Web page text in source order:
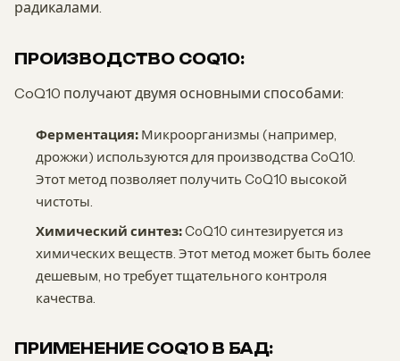
радикалами.
ПРОИЗВОДСТВО COQ10:
CoQ10 получают двумя основными способами:
Ферментация: Микроорганизмы (например,
дрожжи) используются для производства CoQ10.
Этот метод позволяет получить CoQ10 высокой
чистоты.
Химический синтез:CoQ10 синтезируется из
химических веществ. Этот метод может быть более
дешевым, но требует тщательного контроля
качества.
ПРИМЕНЕНИЕ COQ10 В БАД: